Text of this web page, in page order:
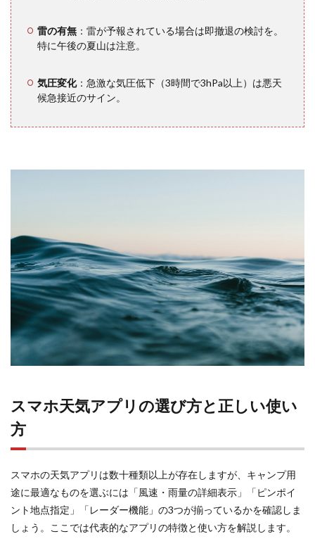
象庁
公式
アプ
気象
警
報・
注意
報の
正し
い読
3.2
ダー
の読
台風
情
報・
低気
圧進
雷の有無 ：雷が予報されている場合は即撤退の検討を。
特に午後の夏山は注意。
気圧変化：急激な気圧低下（3時間で3hPa以上）は悪天
候急接近のサイン。
スマホ天気アプリの選び方と正しい使い
方
スマホの天気アプリは数十種類以上が存在しますが、キャンプ用
途に最適なものを選ぶには「風速・雨量の詳細表示」「ピンポイ
ント地点指定」「レーダー機能」の3つが揃っているかを確認しま
しょう。ここでは代表的なアプリの特徴と使い方を解説します。